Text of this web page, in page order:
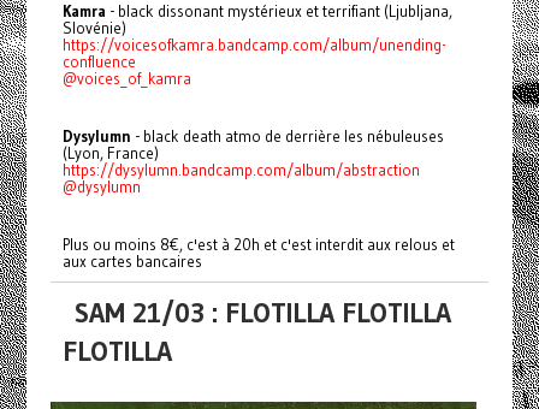
Kamra - black dissonant mystérieux et terrifiant (Ljubljana,
Slovénie)
https://voicesofkamra.bandcamp.com/album/unending-
confluence
@voices_of_kamra
Dysylumn - black death atmo de derrière les nébuleuses
(Lyon, France)
https://dysylumn.bandcamp.com/album/abstraction
@dysylumn
Plus ou moins 8€, c'est à 20h et c'est interdit aux relous et
aux cartes bancaires
SAM 21/03 : FLOTILLA FLOTILLA
FLOTILLA